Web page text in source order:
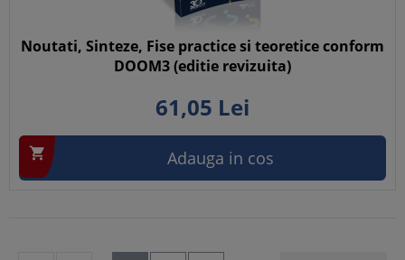
Noutati, Sinteze, Fise practice si teoretice conform
DOOM3 (editie revizuita)
61,05 Lei
 Adauga in cos